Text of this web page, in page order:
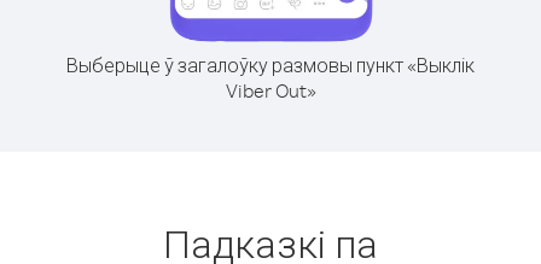
Выберыце ў загалоўку размовы пункт «Выклік
Viber Out»
Падказкі па